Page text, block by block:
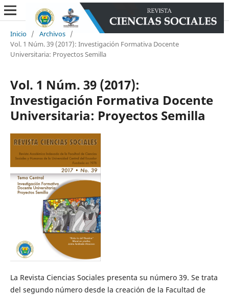
Inicio / Archivos /
Vol. 1 Núm. 39 (2017): Investigación Formativa Docente
Universitaria: Proyectos Semilla
Vol. 1 Núm. 39 (2017):
Investigación Formativa Docente
Universitaria: Proyectos Semilla
La Revista Ciencias Sociales presenta su número 39. Se trata
del segundo número desde la creación de la Facultad de